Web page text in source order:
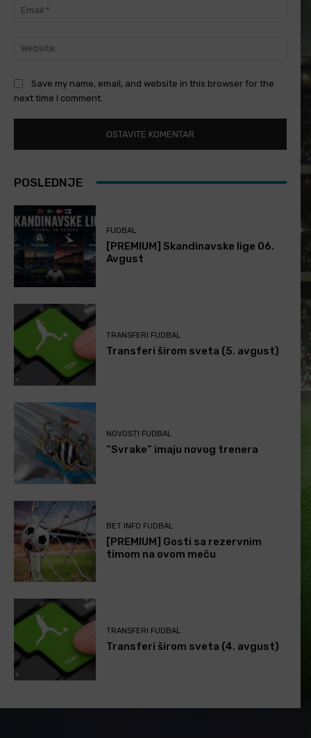
Save my name, email, and website in this browser for the
next time I comment.
POSLEDNJE
FUDBAL
[PREMIUM] Skandinavske lige 06.
Avgust
TRANSFERI FUDBAL
Transferi širom sveta (5. avgust)
NOVOSTI FUDBAL
“Svrake” imaju novog trenera
BET INFO FUDBAL
[PREMIUM] Gosti sa rezervnim
timom na ovom meču
TRANSFERI FUDBAL
Transferi širom sveta (4. avgust)